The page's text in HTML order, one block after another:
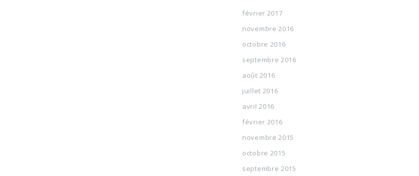
février 2017
novembre 2016
octobre 2016
septembre 2016
août 2016
juillet 2016
avril 2016
février 2016
novembre 2015
octobre 2015
septembre 2015